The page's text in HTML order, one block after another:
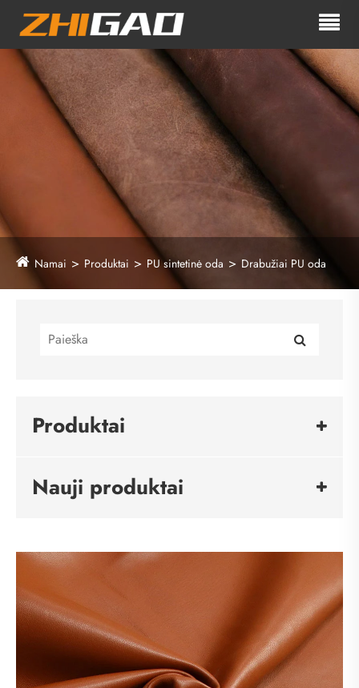
Namai Produktai PU sintetinė oda Drabužiai PU oda
Produktai
Nauji produktai